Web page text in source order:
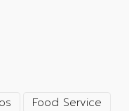
Food Service